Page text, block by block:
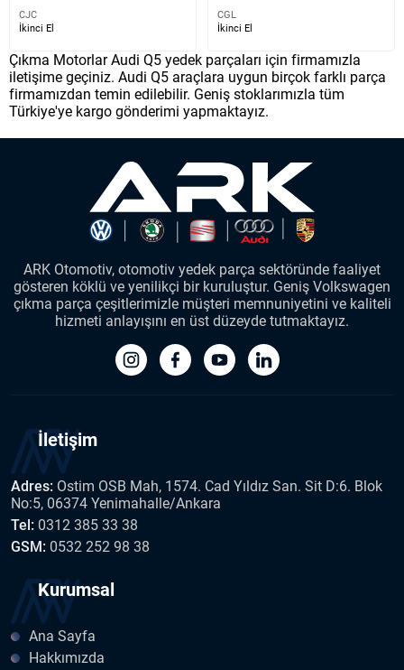
CJC
İkinci El
CGL
İkinci El
Çıkma Motorlar Audi Q5 yedek parçaları için firmamızla
iletişime geçiniz. Audi Q5 araçlara uygun birçok farklı parça
firmamızdan temin edilebilir. Geniş stoklarımızla tüm
Türkiye'ye kargo gönderimi yapmaktayız.
ARK Otomotiv, otomotiv yedek parça sektöründe faaliyet
gösteren köklü ve yenilikçi bir kuruluştur. Geniş Volkswagen
çıkma parça çeşitlerimizle müşteri memnuniyetini ve kaliteli
hizmeti anlayışını en üst düzeyde tutmaktayız.
İletişim
Adres: Ostim OSB Mah, 1574. Cad Yıldız San. Sit D:6. Blok
No:5, 06374 Yenimahalle/Ankara
Tel: 0312 385 33 38
GSM: 0532 252 98 38
Kurumsal
Ana Sayfa
Hakkımızda